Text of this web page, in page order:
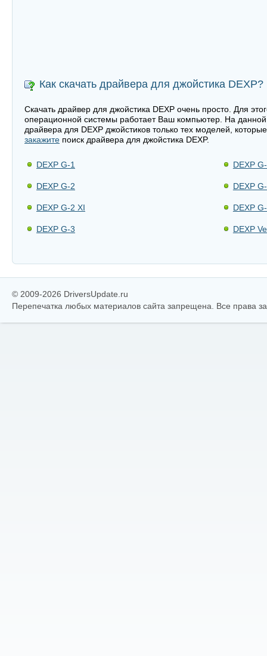
Как скачать драйвера для джойстика DEXP?
Скачать драйвер для джойстика DEXP очень просто. Для
операционной системы работает Ваш компьютер. На
драйвера для DEXP джойстиков только тех моделей,
закажите поиск драйвера для джойстика DEXP.
DEXP G-1
DEXP G-2
DEXP G-2 XI
DEXP G-3
DEXP
DEXP
DEXP
DEXP
© 2009-2026 DriversUpdate.ru
Перепечатка любых материалов сайта запрещена. Все права